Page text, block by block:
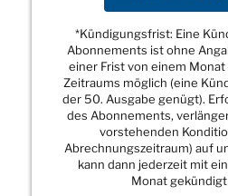
*Kündigungsfrist: Eine
Abonnements ist ohne
einer Frist von einem Monat
Zeitraums möglich (eine
der 50. Ausgabe genügt).
des Abonnements,
vorstehenden
Abrechnungszeitraum) auf
kann dann jederzeit mit
Monat